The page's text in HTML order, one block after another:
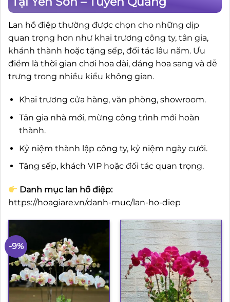
Lan hồ điệp thường được chọn cho những dịp
quan trọng hơn như khai trương công ty, tân gia,
khánh thành hoặc tặng sếp, đối tác lâu năm. Ưu
điểm là thời gian chơi hoa dài, dáng hoa sang và dễ
trưng trong nhiều kiểu không gian.
Khai trương cửa hàng, văn phòng, showroom.
Tân gia nhà mới, mừng công trình mới hoàn
thành.
Kỷ niệm thành lập công ty, kỷ niệm ngày cưới.
Tặng sếp, khách VIP hoặc đối tác quan trọng.
Danh mục lan hồ điệp:
https://hoagiare.vn/danh-muc/lan-ho-diep
-9%